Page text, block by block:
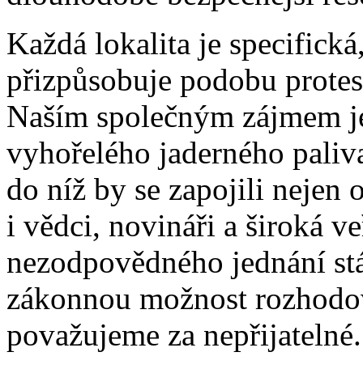
Každá lokalita je
přizpůsobuje podobu
Naším společným zájmem
vyhořelého jaderného
do níž by se zapojili nejen
i vědci, novináři a široká
nezodpovědného jednání
zákonnou možnost
považujeme za nepřijatelné.